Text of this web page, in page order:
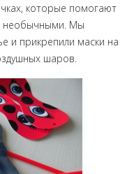
которые помогают
необычными. Мы
и прикрепили маски на
шаров.